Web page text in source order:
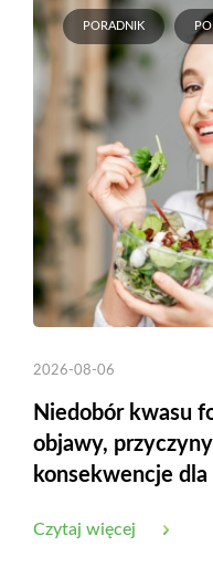
PORADNIK
2026-08-06
Niedobór kwasu
objawy,
konsekwencje dla
Czytaj więcej